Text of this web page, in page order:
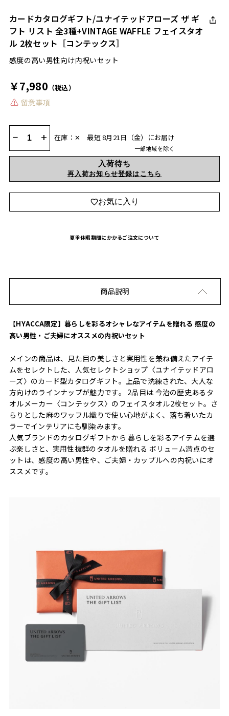
カードカタログギフト/ユナイテッドアローズ ザ ギ
フト リスト 全3種+VINTAGE WAFFLE フェイスタオ
ル 2枚セット［コンテックス］
感度の高い男性向け内祝いセット
￥7,980 （税込）
留意事項
− + 在庫：✕ 最短 8月21日（金）にお届け
一部地域を除く
入荷待ち
再入荷お知らせ登録はこちら
お気に入り
夏季休暇期間にかかるご注文について
商品説明
【HYACCA限定】暮らしを彩るオシャレなアイテムを贈れる 感度の
高い男性・ご夫婦にオススメの内祝いセット
メインの商品は、見た目の美しさと実用性を兼ね備えたアイテ
ムをセレクトした、人気セレクトショップ〈ユナイテッドアロ
ーズ〉のカード型カタログギフト。上品で洗練された、大人な
方向けのラインナップが魅力です。 2品目は 今治の歴史あるタ
オルメーカー〈コンテックス〉のフェイスタオル2枚セット。さ
らりとした麻のワッフル織りで使い心地がよく、落ち着いたカ
ラーでインテリアにも馴染みます。
人気ブランドのカタログギフトから 暮らしを彩るアイテムを選
ぶ楽しさと、実用性抜群のタオルを贈れる ボリューム満点のセ
ットは、感度の高い男性や、ご夫婦・カップルへの内祝いにオ
ススメです。